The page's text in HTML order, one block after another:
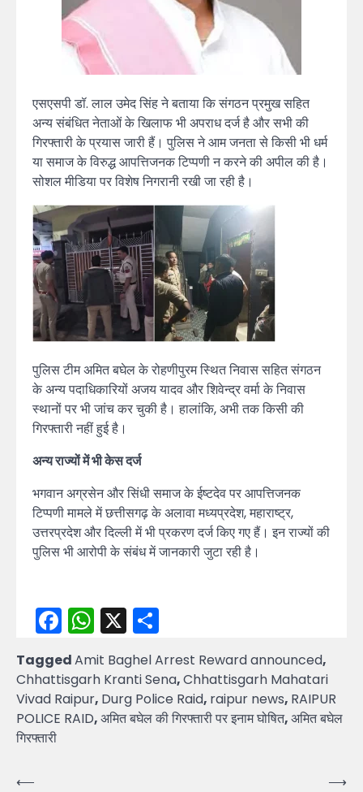
एसएसपी डॉ. लाल उमेद सिंह ने बताया कि संगठन प्रमुख सहित
अन्य संबंधित नेताओं के खिलाफ भी अपराध दर्ज है और सभी की
गिरफ्तारी के प्रयास जारी हैं। पुलिस ने आम जनता से किसी भी धर्म
या समाज के विरुद्ध आपत्तिजनक टिप्पणी न करने की अपील की है।
सोशल मीडिया पर विशेष निगरानी रखी जा रही है।
पुलिस टीम अमित बघेल के रोहणीपुरम स्थित निवास सहित संगठन
के अन्य पदाधिकारियों अजय यादव और शिवेन्द्र वर्मा के निवास
स्थानों पर भी जांच कर चुकी है। हालांकि, अभी तक किसी की
गिरफ्तारी नहीं हुई है।
अन्य राज्यों में भी केस दर्ज
भगवान अग्रसेन और सिंधी समाज के ईष्टदेव पर आपत्तिजनक
टिप्पणी मामले में छत्तीसगढ़ के अलावा मध्यप्रदेश, महाराष्ट्र,
उत्तरप्रदेश और दिल्ली में भी प्रकरण दर्ज किए गए हैं। इन राज्यों की
पुलिस भी आरोपी के संबंध में जानकारी जुटा रही है।
Facebook
WhatsApp
X
TaggedAmit Baghel Arrest Reward announced,
Chhattisgarh Kranti Sena,Chhattisgarh Mahatari
Vivad Raipur, Durg Police Raid, raipur news, RAIPUR
POLICE RAID,अमित बघेल की गिरफ्तारी पर इनाम घोषित,अमित बघेल
गिरफ्तारी
Post
⟵
⟶